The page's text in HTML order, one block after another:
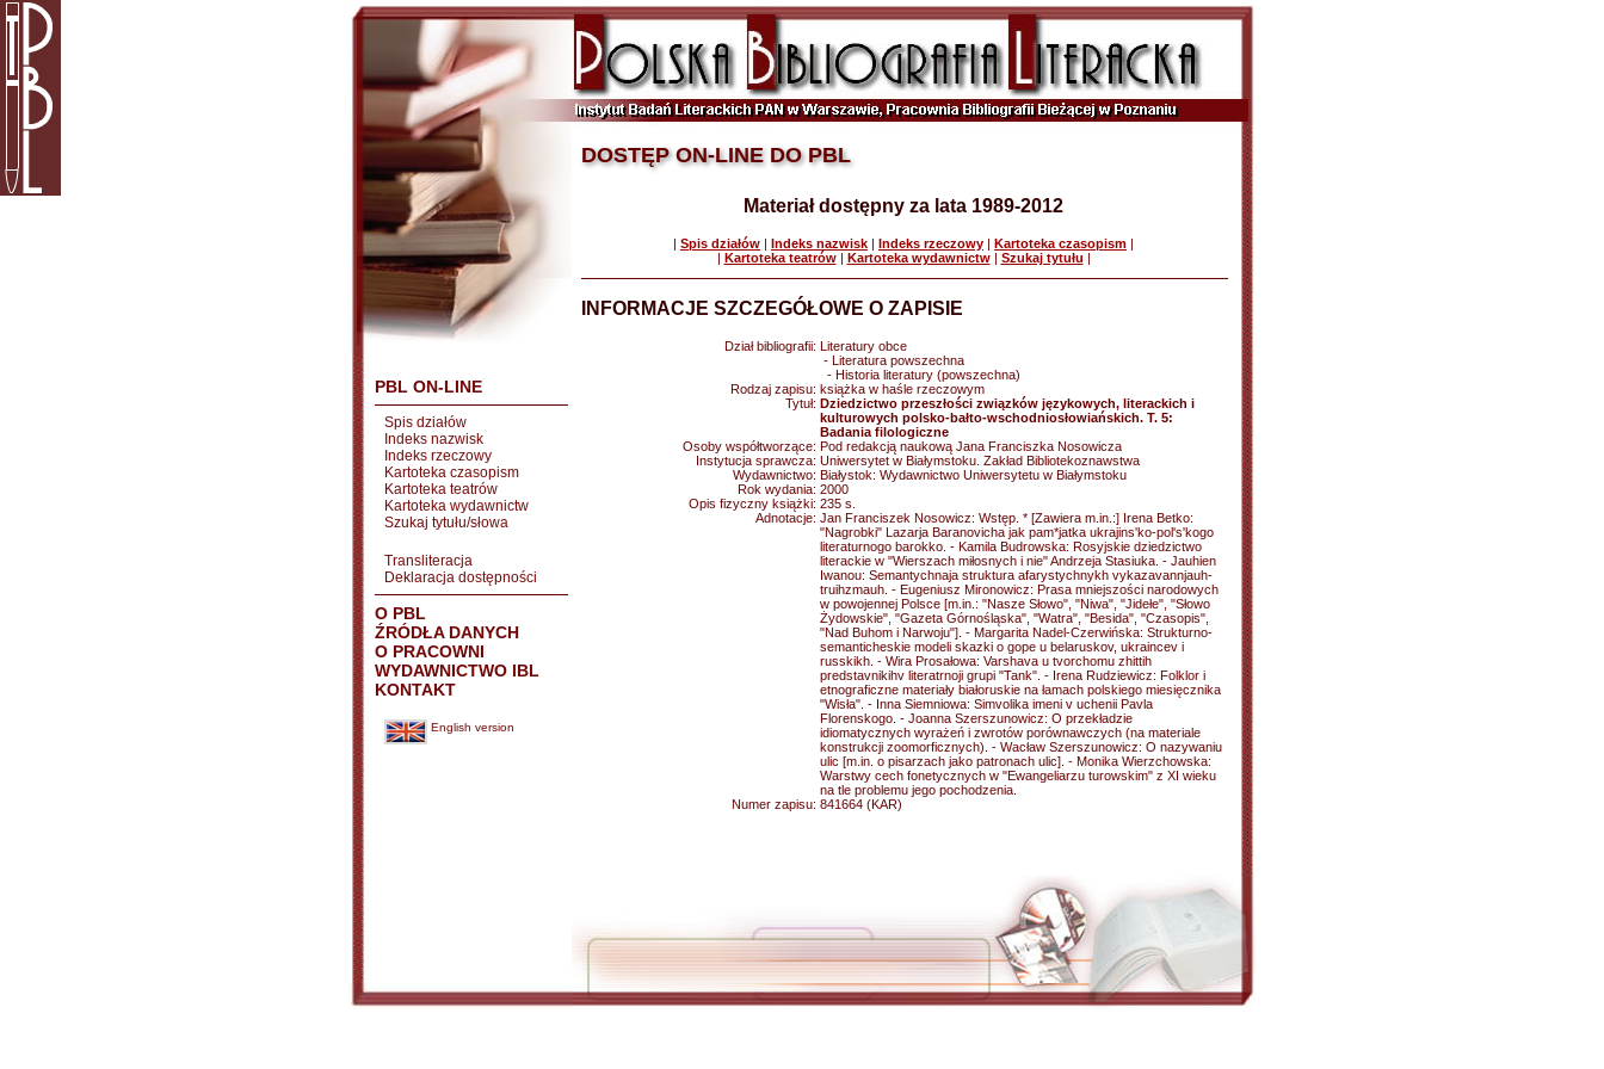
PBL ON-LINE
Spis działów
Indeks nazwisk
Indeks rzeczowy
Kartoteka czasopism
Kartoteka teatrów
Kartoteka wydawnictw
Szukaj tytułu/słowa
Transliteracja
Deklaracja dostępności
O PBL
ŹRÓDŁA DANYCH
O PRACOWNI
WYDAWNICTWO IBL
KONTAKT
English version
DOSTĘP ON-LINE DO PBL
Materiał dostępny za lata 1989-2012
| Spis działów | Indeks nazwisk | Indeks rzeczowy | Kartoteka czasopism |
| Kartoteka teatrów| Kartoteka wydawnictw| Szukaj tytułu |
INFORMACJE SZCZEGÓŁOWE O ZAPISIE
Dział bibliografii: Literatury obce
- Literatura powszechna
- Historia literatury (powszechna)
Rodzaj zapisu: książka w haśle rzeczowym
Tytuł: Dziedzictwo przeszłości związków językowych, literackich i
kulturowych polsko-bałto-wschodniosłowiańskich. T. 5:
Badania filologiczne
Osoby współtworzące: Pod redakcją naukową Jana Franciszka Nosowicza
Instytucja sprawcza: Uniwersytet w Białymstoku. Zakład Bibliotekoznawstwa
Wydawnictwo: Białystok: Wydawnictwo Uniwersytetu w Białymstoku
Rok wydania: 2000
Opis fizyczny książki: 235 s.
Adnotacje: Jan Franciszek Nosowicz: Wstęp. * [Zawiera m.in.:] Irena Betko:
"Nagrobki" Lazarja Baranovicha jak pam*jatka ukrajins'ko-pol's'kogo
literaturnogo barokko. - Kamila Budrowska: Rosyjskie dziedzictwo
literackie w "Wierszach miłosnych i nie" Andrzeja Stasiuka. - Jauhien
Iwanou: Semantychnaja struktura afarystychnykh vykazavannjauh-
truihzmauh. - Eugeniusz Mironowicz: Prasa mniejszości narodowych
w powojennej Polsce [m.in.: "Nasze Słowo", "Niwa", "Jidełe", "Słowo
Żydowskie", "Gazeta Górnośląska", "Watra", "Besida", "Czasopis",
"Nad Buhom i Narwoju"]. - Margarita Nadel-Czerwińska: Strukturno-
semanticheskie modeli skazki o gope u belaruskov, ukraincev i
russkikh. - Wira Prosałowa: Varshava u tvorchomu zhittih
predstavnikihv literatrnoji grupi "Tank". - Irena Rudziewicz: Folklor i
etnograficzne materiały białoruskie na łamach polskiego miesięcznika
"Wisła". - Inna Siemniowa: Simvolika imeni v uchenii Pavla
Florenskogo. - Joanna Szerszunowicz: O przekładzie
idiomatycznych wyrażeń i zwrotów porównawczych (na materiale
konstrukcji zoomorficznych). - Wacław Szerszunowicz: O nazywaniu
ulic [m.in. o pisarzach jako patronach ulic]. - Monika Wierzchowska:
Warstwy cech fonetycznych w "Ewangeliarzu turowskim" z XI wieku
na tle problemu jego pochodzenia.
Numer zapisu: 841664 (KAR)